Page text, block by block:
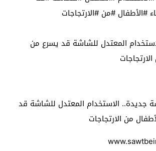
#من #الارتجاجات
المعتدل للشاشة قد يسرع من
الاستخدام المعتدل للشاشة قد
من الارتجاجات